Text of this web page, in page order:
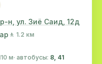
н, ул. Зиё Саид, 12д
🚶 1.2 км
м· автобусы: 8, 41